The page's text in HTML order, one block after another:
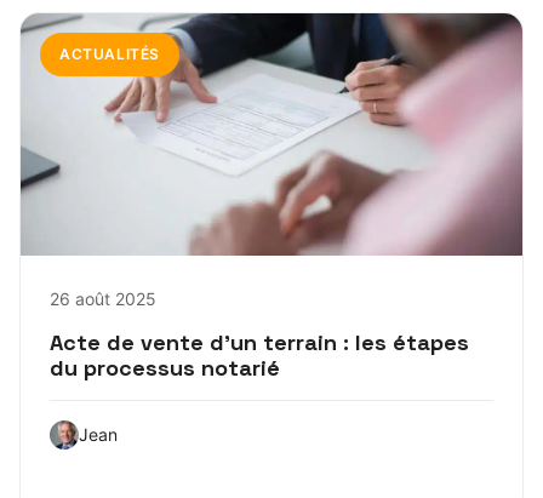
ACTUALITÉS
26 août 2025
Acte de vente d’un terrain : les étapes
du processus notarié
Jean